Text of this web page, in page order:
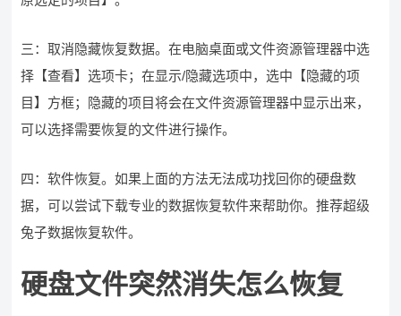
三：取消隐藏恢复数据。在电脑桌面或文件资源管理器中选
择【查看】选项卡；在显示/隐藏选项中，选中【隐藏的项
目】方框；隐藏的项目将会在文件资源管理器中显示出来，
可以选择需要恢复的文件进行操作。
四：软件恢复。如果上面的方法无法成功找回你的硬盘数
据，可以尝试下载专业的数据恢复软件来帮助你。推荐超级
兔子数据恢复软件。
硬盘文件突然消失怎么恢复